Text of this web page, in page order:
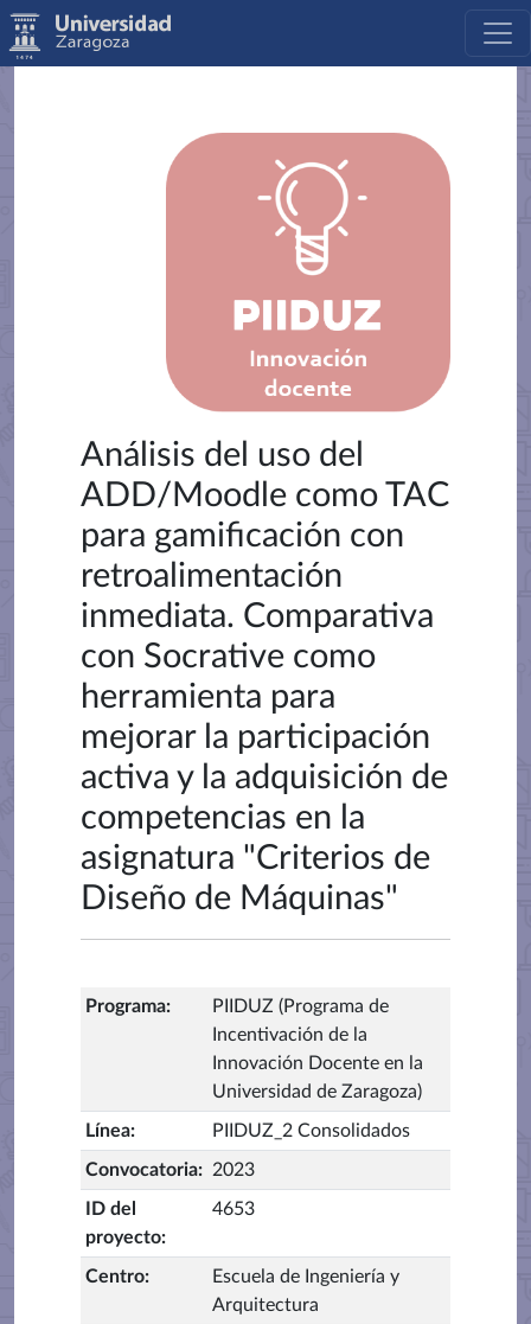
Análisis del uso del
ADD/Moodle como TAC
para gamificación con
retroalimentación
inmediata. Comparativa
con Socrative como
herramienta para
mejorar la participación
activa y la adquisición de
competencias en la
asignatura "Criterios de
Diseño de Máquinas"
Programa:
PIIDUZ (Programa de
Incentivación de la
Innovación Docente en la
Universidad de Zaragoza)
Línea: PIIDUZ_2 Consolidados
Convocatoria: 2023
ID del
proyecto:
4653
Centro:
Escuela de Ingeniería y
Arquitectura